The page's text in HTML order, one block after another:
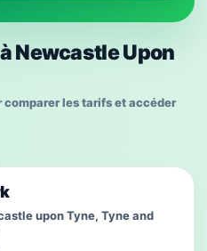
Newcastle Upon
les tarifs et accéder
upon Tyne, Tyne and